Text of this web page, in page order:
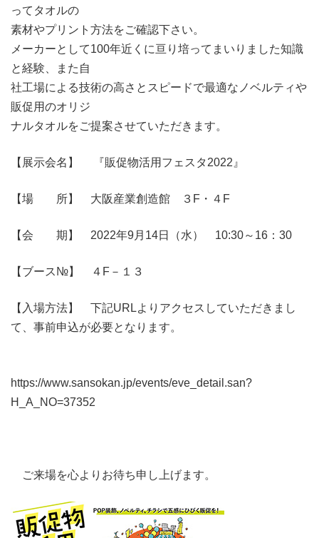
ってタオルの
素材やプリント方法をご確認下さい。
メーカーとして100年近くに亘り培ってまいりました知識
と経験、また自
社工場による技術の高さとスピードで最適なノベルティや
販促用のオリジ
ナルタオルをご提案させていただきます。
【展示会名】 『販促物活用フェスタ2022』
【場 所】 大阪産業創造館 ３F・４F
【会 期】 2022年9月14日（水） 10:30～16：30
【ブース№】 ４F－１３
【入場方法】 下記URLよりアクセスしていただきまし
て、事前申込が必要となります。
https://www.sansokan.jp/events/eve_detail.san?
H_A_NO=37352
ご来場を心よりお待ち申し上げます。